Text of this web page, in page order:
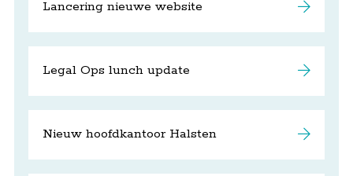
Lancering nieuwe website
Legal Ops lunch update
Nieuw hoofdkantoor Halsten